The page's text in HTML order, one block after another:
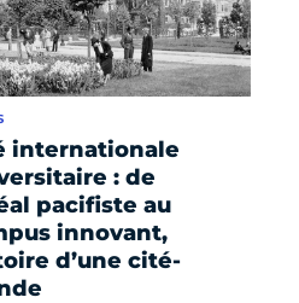
internationale
: de
pacifiste au
innovant,
d’une cité-